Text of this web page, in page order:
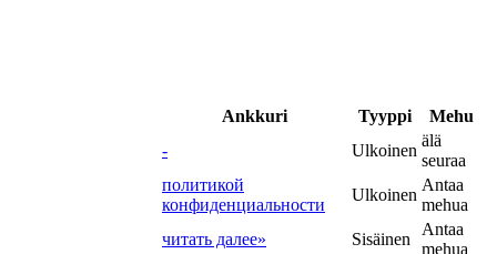
Ankkuri Tyyppi
Mehu
-
Ulkoinen
älä
seuraa
политикой
конфиденциальности
Ulkoinen
Antaa
mehua
читать далее»
Sisäinen
Antaa
mehua